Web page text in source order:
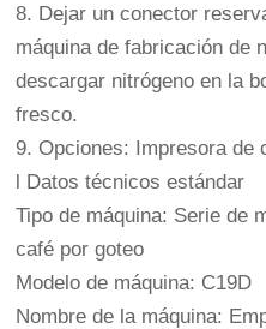
8. Dejar un conector
máquina de fabricación de
descargar nitrógeno en la
fresco.
9. Opciones: Impresora de
l Datos técnicos estándar
Tipo de máquina: Serie de
café por goteo
Modelo de máquina: C19D
Nombre de la máquina: